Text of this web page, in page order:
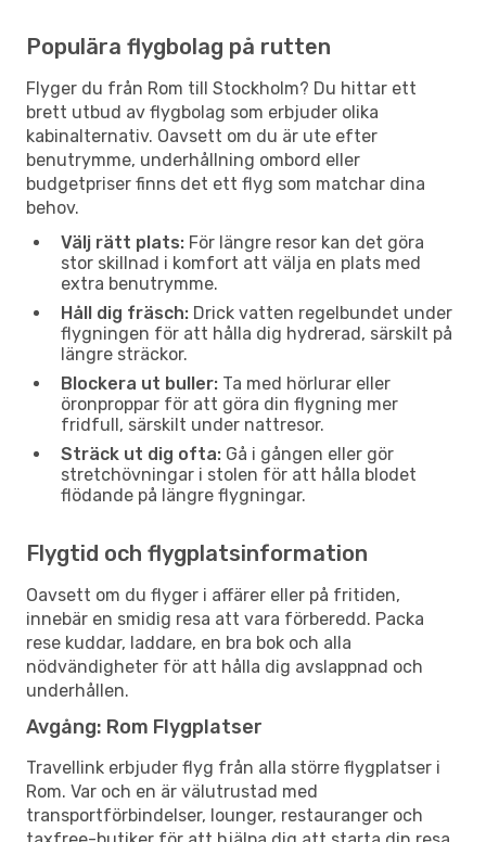
Populära flygbolag på rutten
Flyger du från Rom till Stockholm? Du hittar ett
brett utbud av flygbolag som erbjuder olika
kabinalternativ. Oavsett om du är ute efter
benutrymme, underhållning ombord eller
budgetpriser finns det ett flyg som matchar dina
behov.
Välj rätt plats: För längre resor kan det göra
stor skillnad i komfort att välja en plats med
extra benutrymme.
Håll dig fräsch: Drick vatten regelbundet under
flygningen för att hålla dig hydrerad, särskilt på
längre sträckor.
Blockera ut buller: Ta med hörlurar eller
öronproppar för att göra din flygning mer
fridfull, särskilt under nattresor.
Sträck ut dig ofta: Gå i gången eller gör
stretchövningar i stolen för att hålla blodet
flödande på längre flygningar.
Flygtid och flygplatsinformation
Oavsett om du flyger i affärer eller på fritiden,
innebär en smidig resa att vara förberedd. Packa
rese kuddar, laddare, en bra bok och alla
nödvändigheter för att hålla dig avslappnad och
underhållen.
Avgång: Rom Flygplatser
Travellink erbjuder flyg från alla större flygplatser i
Rom. Var och en är välutrustad med
transportförbindelser, lounger, restauranger och